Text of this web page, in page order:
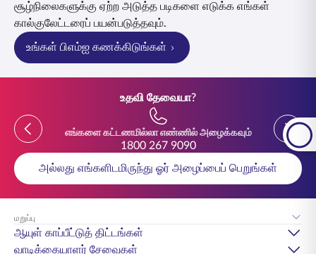
சூழ்நிலைகளுக்கு ஏற்ற அடுத்த படிகளை எடுக்க எங்கள்
கால்குலேட்டரைப் பயன்படுத்தவும்.
உங்கள் பிஎம்ஐ கணக்கிடுங்கள்
உதவி தேவையா?
Previous
எங்களை கட்டணமில்லா எண்ணில் அழைக்கவும்
1800 267 9090
Previous
அல்லது எங்களிடமிருந்து ஓர் அழைப்பைப் பெறுங்கள்
மறுப்பு
ஆயுள் காப்பீட்டுத் திட்டங்கள்
வாடிக்கையாளர் சேவைகள்